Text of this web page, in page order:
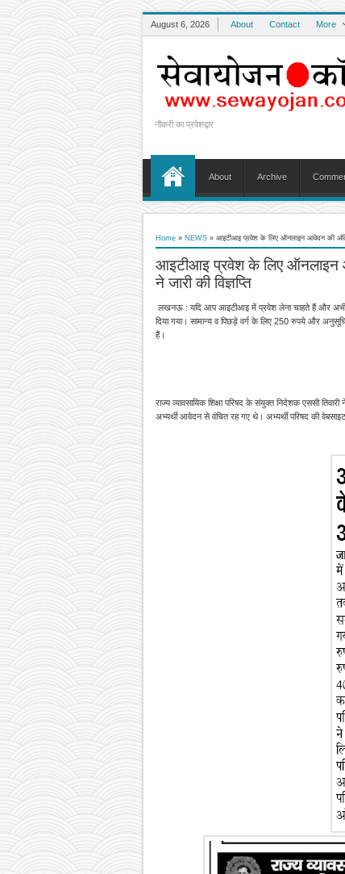
August 6, 2026 About Contact More
नौकरी का प्रवेशद्वार
About Archive
Home » NEWS » आइटीआइ प्रवेश के लिए ऑनलाइन आवेदन की अंतिम
आइटीआइ प्रवेश के लिए ऑनलाइन
ने जारी की विज्ञप्ति
लखनऊ : यदि आप आइटीआइ में प्रवेश लेना चाहते हैं और अभी
दिया गया। सामान्य व पिछड़े वर्ग के लिए 250 रुपये और
हैं।
राज्य व्यावसायिक शिक्षा परिषद के संयुक्त निदेशक एससी
अभ्यर्थी आवेदन से वंचित रह गए थे। अभ्यर्थी परिषद की